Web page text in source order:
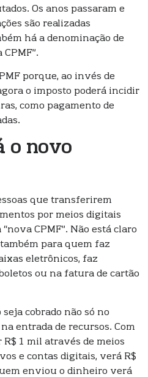
Os anos passaram e
são realizadas
há a denominação de
porque, ao invés de
o imposto poderá incidir
como pagamento de
o novo
que transferirem
por meios digitais
CPMF”. Não está claro
para quem faz
eletrônicos, faz
ou na fatura de cartão
cobrado não só no
entrada de recursos. Com
R$ 1 mil através de meios
e contas digitais, verá R$
enviou o dinheiro verá